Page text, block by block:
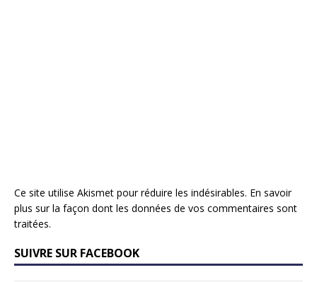
Ce site utilise Akismet pour réduire les indésirables. En savoir
plus sur la façon dont les données de vos commentaires sont
traitées.
SUIVRE SUR FACEBOOK